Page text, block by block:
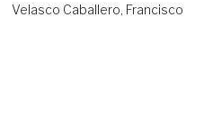
Velasco Caballero, Francisco